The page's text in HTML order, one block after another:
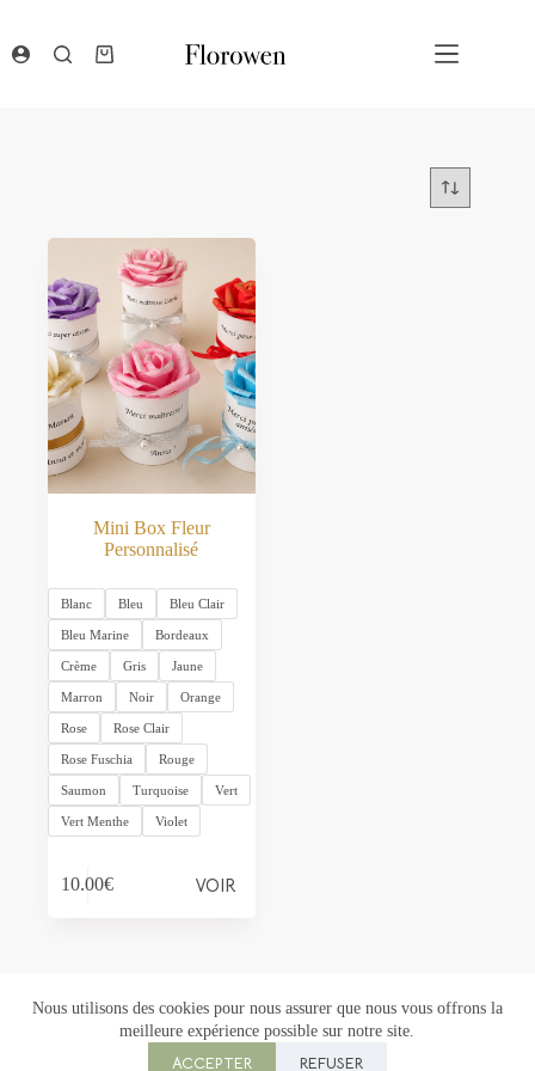
contenu
Nous utilisons des cookies pour nous assurer que nous vous offrons la
meilleure expérience possible sur notre site.
ACCEPTER REFUSER
Panier
Mini Box Fleur
Personnalisé
Blanc Bleu Bleu Clair
Bleu Marine Bordeaux
Crème Gris Jaune
Marron Noir Orange
Rose Rose Clair
Rose Fuschia Rouge
Saumon Turquoise Vert
Vert Menthe Violet
10.00€ VOIR
produit
peuvent
Copyright © 2026 Florowen - Création :